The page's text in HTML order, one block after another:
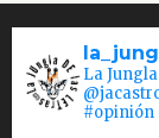
La
#opinión